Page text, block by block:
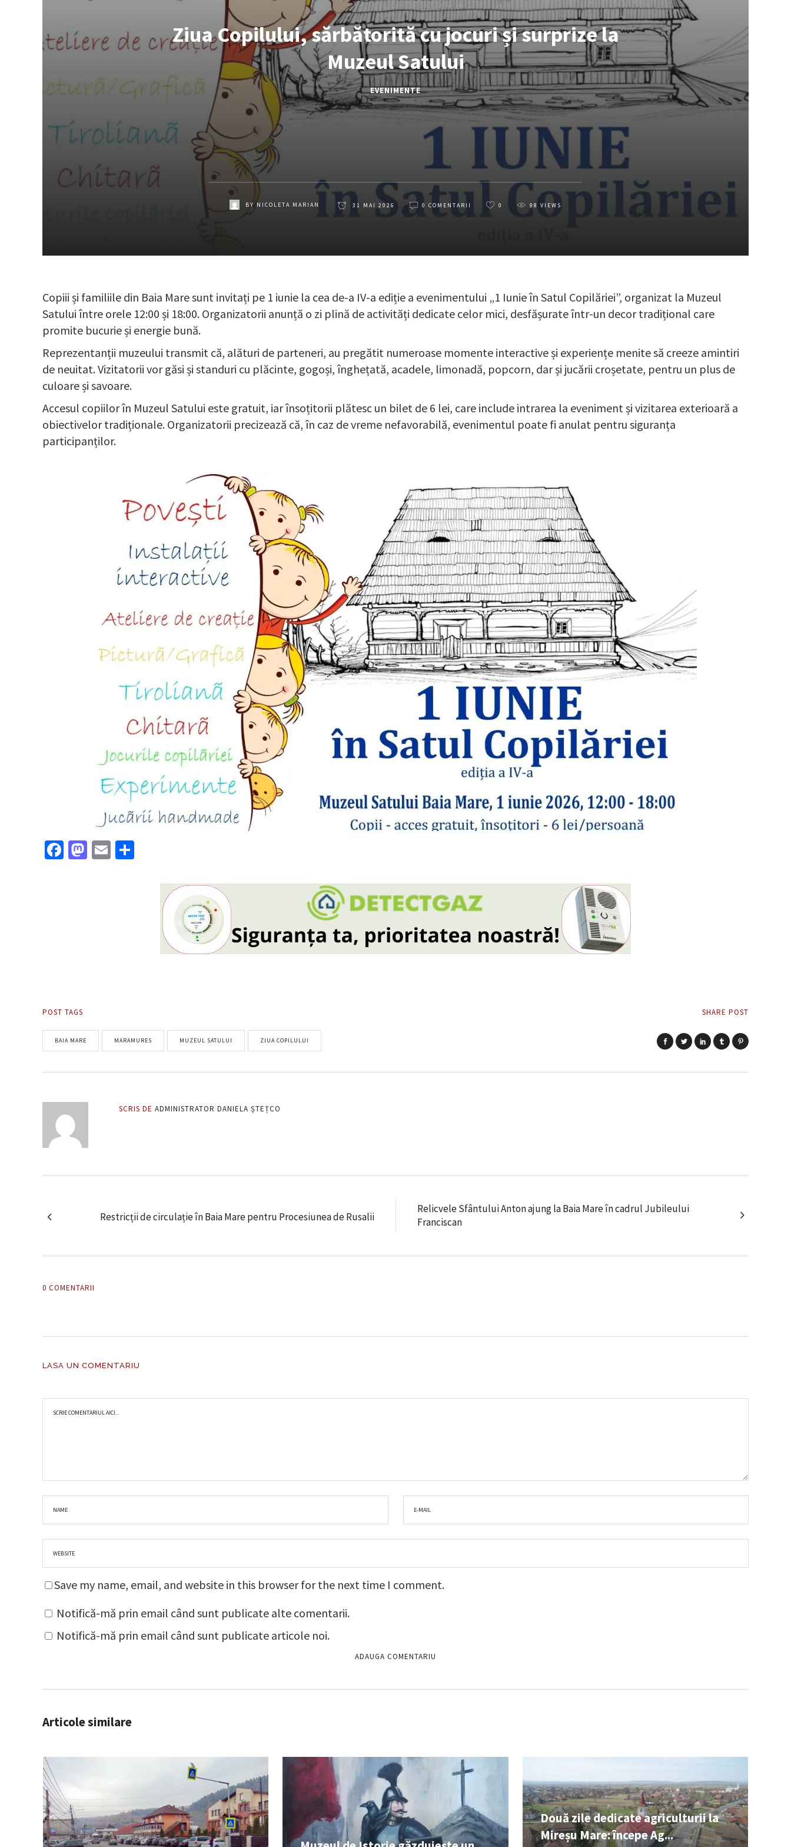
Ziua Copilului, sărbătorită cu jocuri și surprize la
Muzeul Satului
EVENIMENTE
BY NICOLETA MARIAN 31 MAI 2026 0 COMENTARII 0 98 VIEWS
Copiii și familiile din Baia Mare sunt invitați pe 1 iunie la cea de-a IV-a ediție a evenimentului „1 Iunie în Satul Copilăriei”, organizat la Muzeul
Satului între orele 12:00 și 18:00. Organizatorii anunță o zi plină de activități dedicate celor mici, desfășurate într-un decor tradițional care
promite bucurie și energie bună.
Reprezentanții muzeului transmit că, alături de parteneri, au pregătit numeroase momente interactive și experiențe menite să creeze amintiri
de neuitat. Vizitatorii vor găsi și standuri cu plăcinte, gogoși, înghețată, acadele, limonadă, popcorn, dar și jucării croșetate, pentru un plus de
culoare și savoare.
Accesul copiilor în Muzeul Satului este gratuit, iar însoțitorii plătesc un bilet de 6 lei, care include intrarea la eveniment și vizitarea exterioară a
obiectivelor tradiționale. Organizatorii precizează că, în caz de vreme nefavorabilă, evenimentul poate fi anulat pentru siguranța
participanților.
Facebook
Mastodon
Email
POST TAGS
BAIA MARE MARAMURES MUZEUL SATULUI ZIUA COPILULUI
SHARE POST
SCRIS DE ADMINISTRATOR DANIELA ȘTEȚCO
Restricții de circulație în Baia Mare pentru Procesiunea de Rusalii
Relicvele Sfântului Anton ajung la Baia Mare în cadrul Jubileului
Franciscan
0 COMENTARII
LASA UN COMENTARIU
Save my name, email, and website in this browser for the next time I comment.
Notifică-mă prin email când sunt publicate alte comentarii.
Notifică-mă prin email când sunt publicate articole noi.
Articole similare
Două zile dedicate agriculturii la
Mireșu Mare: începe Ag...